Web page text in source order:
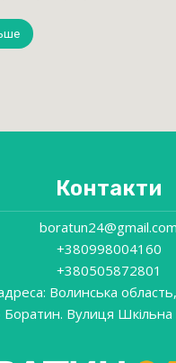
Контакти
boratun24@gmail.com
+380998004160
+380505872801
Волинська
Боратин. Вулиця